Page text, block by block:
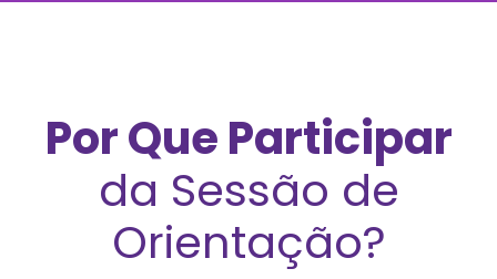
Por Que Participar
da Sessão de
Orientação?